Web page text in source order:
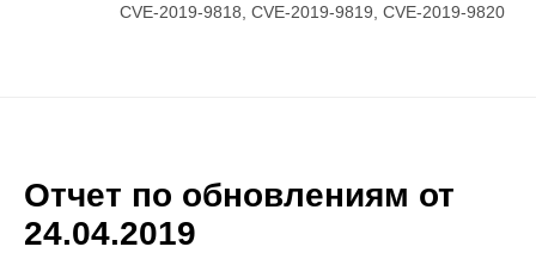
CVE-2019-9818, CVE-2019-9819, CVE-2019-9820
Отчет по обновлениям от
24.04.2019